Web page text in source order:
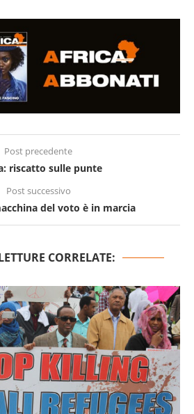
Post precedente
riscatto sulle punte
Post successivo
del voto è in marcia
CORRELATE: